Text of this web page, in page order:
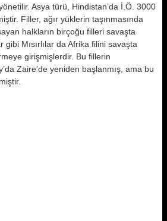
Asya türü, Hindistan’da İ.Ö. 3000
Filler, ağır yüklerin taşınmasında
halkların birçoğu filleri savaşta
gibi Mısırlılar da Afrika filini savaşta
girişmişlerdir. Bu fillerin
Zaire’de yeniden başlanmış, ama bu